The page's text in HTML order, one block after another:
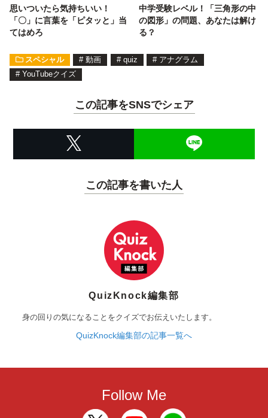
思いついたら気持ちいい！
「〇」に言葉を「ピタッと」当
てはめろ
中学受験レベル！「三角形の中
の図形」の問題、あなたは解け
る？
スペシャル # 動画 # quiz # アナグラム
# YouTubeクイズ
この記事をSNSでシェア
この記事を書いた人
QuizKnock編集部
身の回りの気になることをクイズでお伝えいたします。
QuizKnock編集部の記事一覧へ
Follow Me